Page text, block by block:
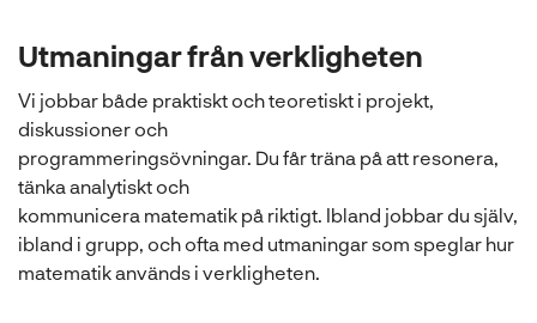
Utmaningar från verkligheten
Vi jobbar både praktiskt och teoretiskt i projekt,
diskussioner och
programmeringsövningar. Du får träna på att resonera,
tänka analytiskt och
kommunicera matematik på riktigt. Ibland jobbar du själv,
ibland i grupp, och ofta med utmaningar som speglar hur
matematik används i verkligheten.